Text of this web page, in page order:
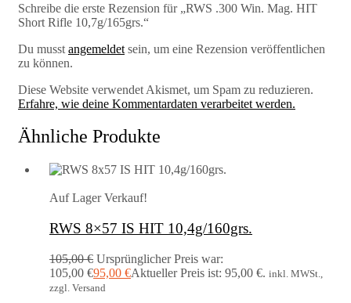
Schreibe die erste Rezension für „RWS .300 Win. Mag. HIT
Short Rifle 10,7g/165grs.“
Du musst angemeldet sein, um eine Rezension veröffentlichen
zu können.
Diese Website verwendet Akismet, um Spam zu reduzieren.
Erfahre, wie deine Kommentardaten verarbeitet werden.
Ähnliche Produkte
Auf Lager Verkauf!
RWS 8×57 IS HIT 10,4g/160grs.
105,00€ Ursprünglicher Preis war:
105,00 €95,00 €Aktueller Preis ist: 95,00 €. inkl. MWSt.,
zzgl. Versand